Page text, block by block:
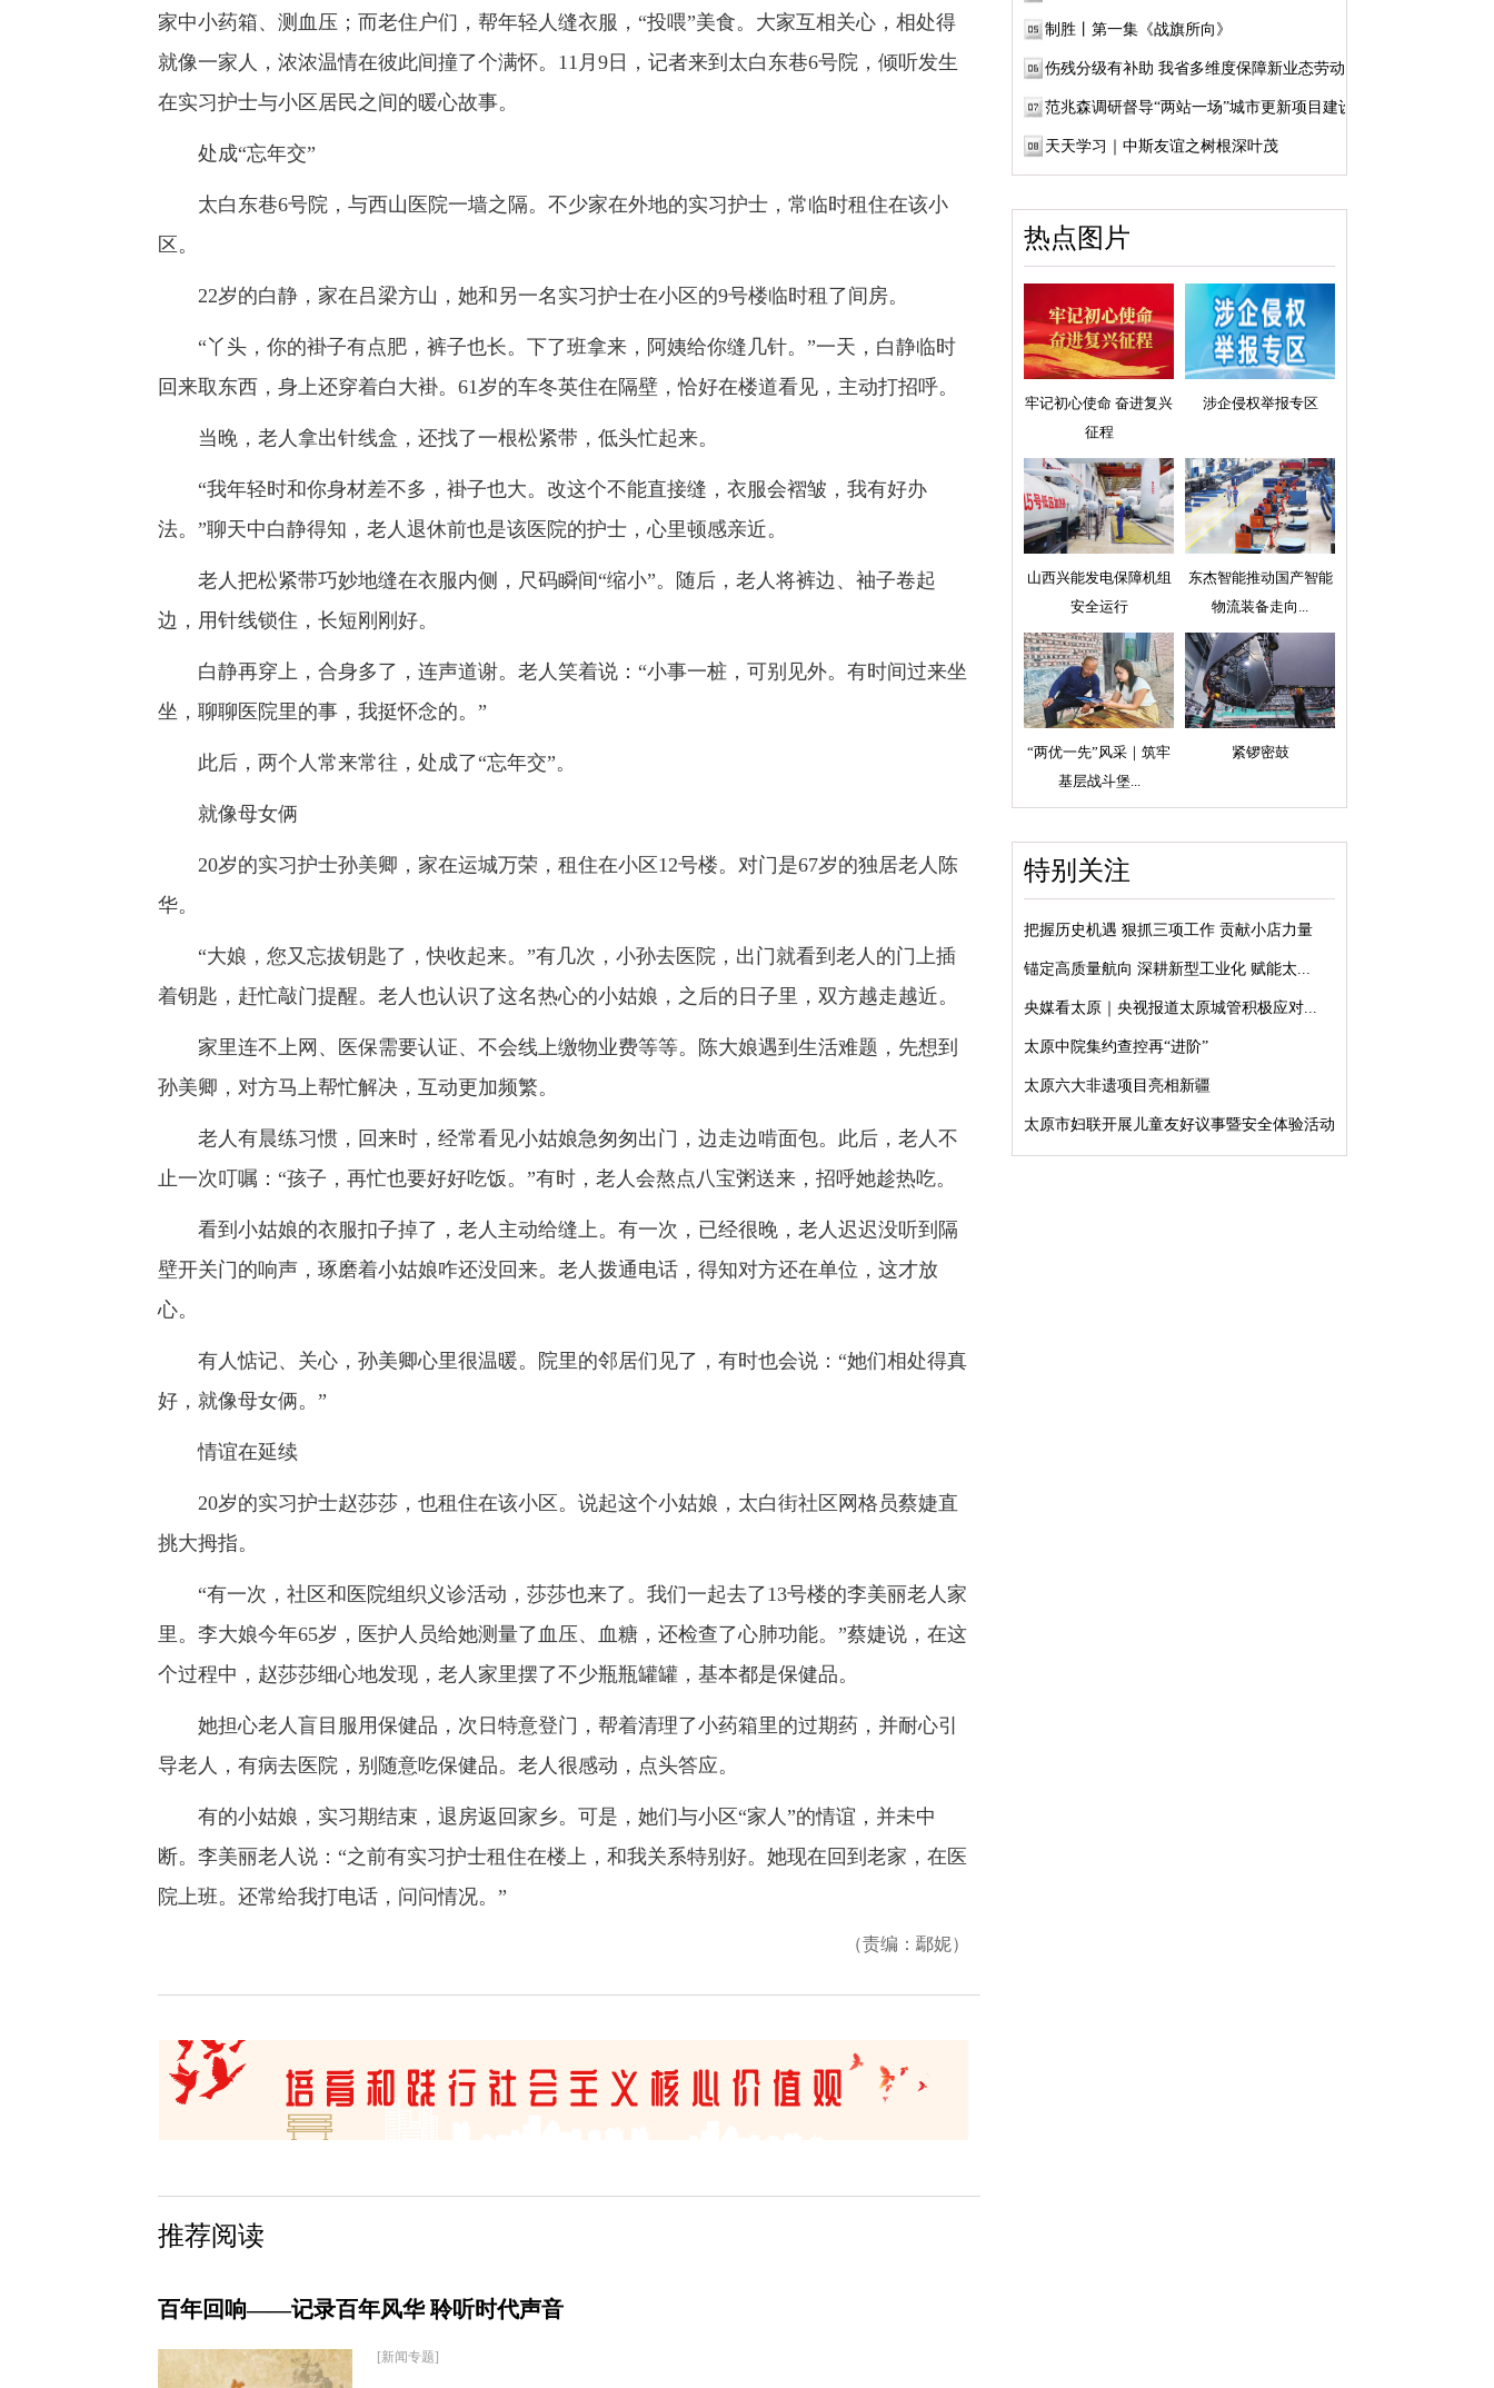
家中小药箱、测血压；而老住户们，帮年轻人缝衣服，“投喂”美食。大家互相关心，相处得
就像一家人，浓浓温情在彼此间撞了个满怀。11月9日，记者来到太白东巷6号院，倾听发生
在实习护士与小区居民之间的暖心故事。
处成“忘年交”
太白东巷6号院，与西山医院一墙之隔。不少家在外地的实习护士，常临时租住在该小
区。
22岁的白静，家在吕梁方山，她和另一名实习护士在小区的9号楼临时租了间房。
“丫头，你的褂子有点肥，裤子也长。下了班拿来，阿姨给你缝几针。”一天，白静临时
回来取东西，身上还穿着白大褂。61岁的车冬英住在隔壁，恰好在楼道看见，主动打招呼。
当晚，老人拿出针线盒，还找了一根松紧带，低头忙起来。
“我年轻时和你身材差不多，褂子也大。改这个不能直接缝，衣服会褶皱，我有好办
法。”聊天中白静得知，老人退休前也是该医院的护士，心里顿感亲近。
老人把松紧带巧妙地缝在衣服内侧，尺码瞬间“缩小”。随后，老人将裤边、袖子卷起
边，用针线锁住，长短刚刚好。
白静再穿上，合身多了，连声道谢。老人笑着说：“小事一桩，可别见外。有时间过来坐
坐，聊聊医院里的事，我挺怀念的。”
此后，两个人常来常往，处成了“忘年交”。
就像母女俩
20岁的实习护士孙美卿，家在运城万荣，租住在小区12号楼。对门是67岁的独居老人陈
华。
“大娘，您又忘拔钥匙了，快收起来。”有几次，小孙去医院，出门就看到老人的门上插
着钥匙，赶忙敲门提醒。老人也认识了这名热心的小姑娘，之后的日子里，双方越走越近。
家里连不上网、医保需要认证、不会线上缴物业费等等。陈大娘遇到生活难题，先想到
孙美卿，对方马上帮忙解决，互动更加频繁。
老人有晨练习惯，回来时，经常看见小姑娘急匆匆出门，边走边啃面包。此后，老人不
止一次叮嘱：“孩子，再忙也要好好吃饭。”有时，老人会熬点八宝粥送来，招呼她趁热吃。
看到小姑娘的衣服扣子掉了，老人主动给缝上。有一次，已经很晚，老人迟迟没听到隔
壁开关门的响声，琢磨着小姑娘咋还没回来。老人拨通电话，得知对方还在单位，这才放
心。
有人惦记、关心，孙美卿心里很温暖。院里的邻居们见了，有时也会说：“她们相处得真
好，就像母女俩。”
情谊在延续
20岁的实习护士赵莎莎，也租住在该小区。说起这个小姑娘，太白街社区网格员蔡婕直
挑大拇指。
“有一次，社区和医院组织义诊活动，莎莎也来了。我们一起去了13号楼的李美丽老人家
里。李大娘今年65岁，医护人员给她测量了血压、血糖，还检查了心肺功能。”蔡婕说，在这
个过程中，赵莎莎细心地发现，老人家里摆了不少瓶瓶罐罐，基本都是保健品。
她担心老人盲目服用保健品，次日特意登门，帮着清理了小药箱里的过期药，并耐心引
导老人，有病去医院，别随意吃保健品。老人很感动，点头答应。
有的小姑娘，实习期结束，退房返回家乡。可是，她们与小区“家人”的情谊，并未中
断。李美丽老人说：“之前有实习护士租住在楼上，和我关系特别好。她现在回到老家，在医
院上班。还常给我打电话，问问情况。”
（责编：鄢妮）
推荐阅读
百年回响——记录百年风华 聆听时代声音
[新闻专题]
制胜丨第一集《战旗所向》
伤残分级有补助 我省多维度保障新业态劳动者...
范兆森调研督导“两站一场”城市更新项目建设
天天学习｜中斯友谊之树根深叶茂
热点图片
牢记初心使命 奋进复兴
征程
涉企侵权举报专区
山西兴能发电保障机组
安全运行
东杰智能推动国产智能
物流装备走向...
“两优一先”风采｜筑牢
基层战斗堡...
紧锣密鼓
特别关注
把握历史机遇 狠抓三项工作 贡献小店力量
锚定高质量航向 深耕新型工业化 赋能太...
央媒看太原｜央视报道太原城管积极应对...
太原中院集约查控再“进阶”
太原六大非遗项目亮相新疆
太原市妇联开展儿童友好议事暨安全体验活动